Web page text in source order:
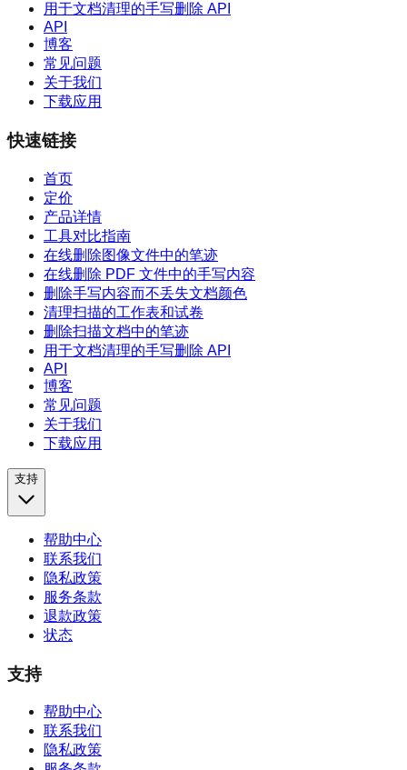
用于文档清理的手写删除 API
API
博客
常见问题
关于我们
下载应用
快速链接
首页
定价
产品详情
工具对比指南
在线删除图像文件中的笔迹
在线删除 PDF 文件中的手写内容
删除手写内容而不丢失文档颜色
清理扫描的工作表和试卷
删除扫描文档中的笔迹
用于文档清理的手写删除 API
API
博客
常见问题
关于我们
下载应用
支持
帮助中心
联系我们
隐私政策
服务条款
退款政策
状态
支持
帮助中心
联系我们
隐私政策